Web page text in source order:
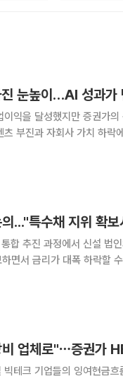
눈높이…AI 성과가
익을 달성했지만 증권가의
부진과 자회사 가치 하락
합 추진 과정에서 신설 법
서 금리가 대폭 하락할 수
년에도 있
비 업체로"⋯증권가
테크 기업들의 잉여현금